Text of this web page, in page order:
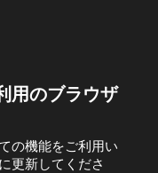
用のブラウザ
の機能をご利用い
更新してくださ